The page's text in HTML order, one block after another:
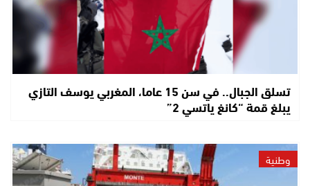
تسلق الجبال.. في سن 15 عاما، المغربي يوسف التازي
يبلغ قمة “كانغ ياتسي 2”
وطنية